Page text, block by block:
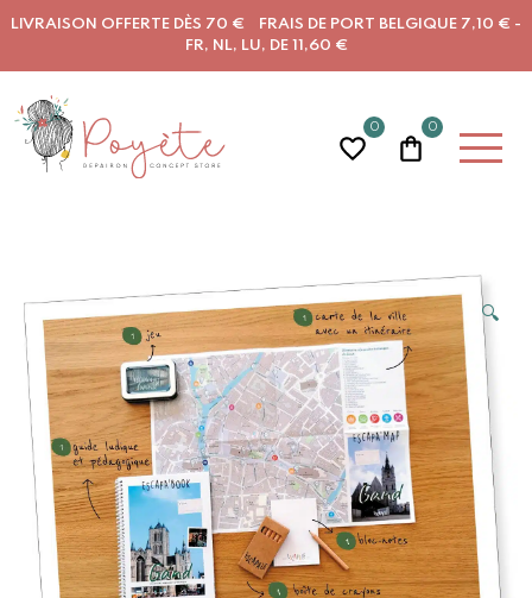
LIVRAISON OFFERTE DÈS 70 € FRAIS DE PORT BELGIQUE 7,10 € -
FR, NL, LU, DE 11,60 €
0 0
🔍